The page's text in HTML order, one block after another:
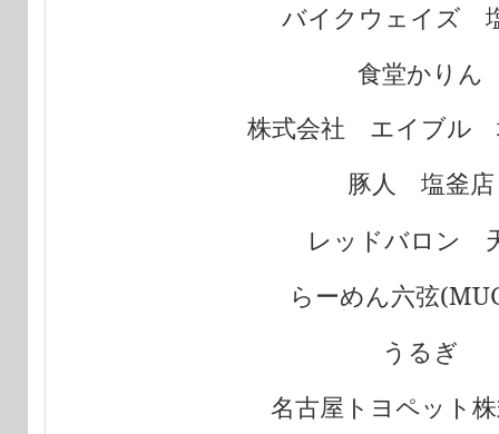
バイクウェイズ
食堂かりん
株式会社 エイブル
豚人 塩釜店
レッドバロン
らーめん六弦
うるぎ
名古屋トヨペット